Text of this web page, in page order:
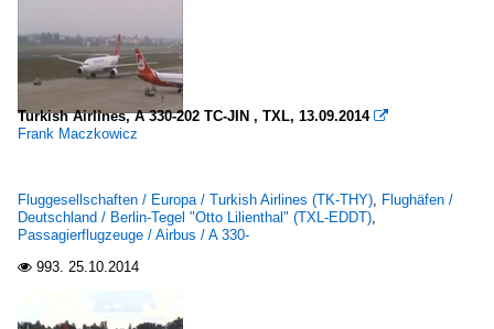
Turkish Airlines, A 330-202 TC-JIN , TXL, 13.09.2014 
Frank Maczkowicz
Fluggesellschaften / Europa / Turkish Airlines (TK-THY), Flughäfen /
Deutschland / Berlin-Tegel "Otto Lilienthal" (TXL-EDDT),
Passagierflugzeuge / Airbus / A 330-
 993. 25.10.2014